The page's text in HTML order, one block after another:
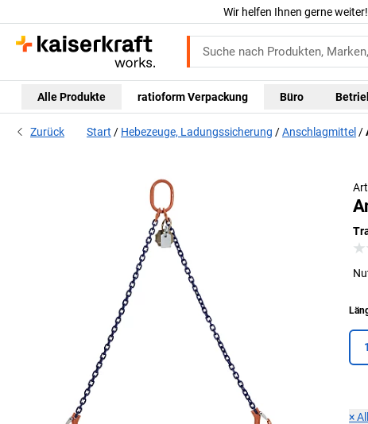
Wir helfen Ihnen gerne
Alle Produkte ratioform Verpackung Büro
Zurück Start Hebezeuge, Ladungssicherung Anschlagmittel
1
×